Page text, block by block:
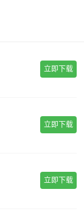
立即下载
立即下载
立即下载